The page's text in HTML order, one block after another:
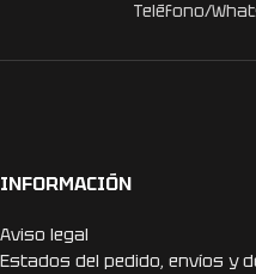
Teléfono/
INFORMACIÓN
Aviso legal
Estados del pedido, envíos y